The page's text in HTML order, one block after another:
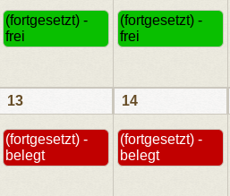
(fortgesetzt) -
frei
(fortgesetzt) -
frei
13
(fortgesetzt) -
belegt
14
(fortgesetzt) -
belegt